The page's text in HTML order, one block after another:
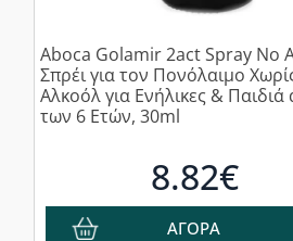
Aboca Golamir 2act Spray No
Σπρέι για τον Πονόλαιμο
Αλκοόλ για Ενήλικες &
των 6 Ετών, 30ml
8.82€
ΑΓΟΡΑ